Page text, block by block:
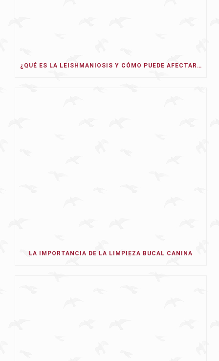
¿QUÉ ES LA LEISHMANIOSIS Y CÓMO PUEDE AFECTAR A NUESTRO PERRO EN 2026?
LA IMPORTANCIA DE LA LIMPIEZA BUCAL CANINA